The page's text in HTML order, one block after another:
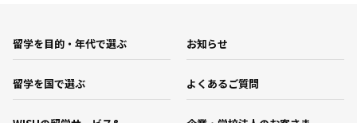
留学を目的・年代で選ぶ
留学を国で選ぶ
お知らせ
よくあるご質問